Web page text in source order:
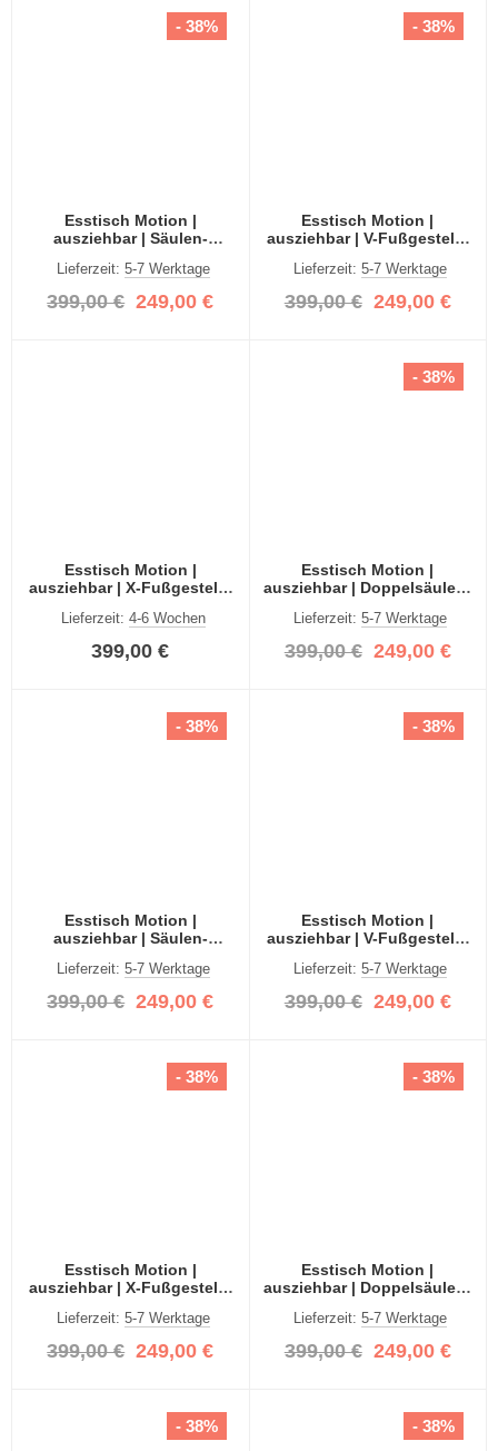
Esstisch Motion |
ausziehbar | Säulen-
150(190)x90
Lieferzeit: 5-7 Werktage
399,00 € 249,00 €
- 38%
Esstisch Motion |
ausziehbar | V-Fußgestell |
Lieferzeit:5-7 Werktage
399,00 € 249,00 €
- 38%
Esstisch Motion |
ausziehbar | X-Fußgestell |
Lieferzeit: 4-6 Wochen
399,00 €
Esstisch Motion |
ausziehbar | Doppelsäulen-
150(190)x90
Lieferzeit:5-7 Werktage
399,00 € 249,00 €
- 38%
Esstisch Motion |
ausziehbar | Säulen-
150(190)x90
Lieferzeit: 5-7 Werktage
399,00 € 249,00 €
- 38%
Esstisch Motion |
ausziehbar | V-Fußgestell |
Lieferzeit:5-7 Werktage
399,00 € 249,00 €
- 38%
Esstisch Motion |
ausziehbar | X-Fußgestell |
Lieferzeit: 5-7 Werktage
399,00 € 249,00 €
- 38%
Esstisch Motion |
ausziehbar | Doppelsäulen-
150(190)x90
Lieferzeit:5-7 Werktage
399,00 € 249,00 €
- 38%
- 38% - 38%